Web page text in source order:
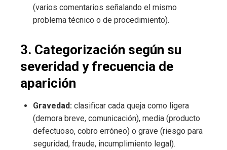
(varios comentarios señalando el mismo
problema técnico o de procedimiento).
3. Categorización según su
severidad y frecuencia de
aparición
Gravedad: clasificar cada queja como ligera
(demora breve, comunicación), media (producto
defectuoso, cobro erróneo) o grave (riesgo para
seguridad, fraude, incumplimiento legal).